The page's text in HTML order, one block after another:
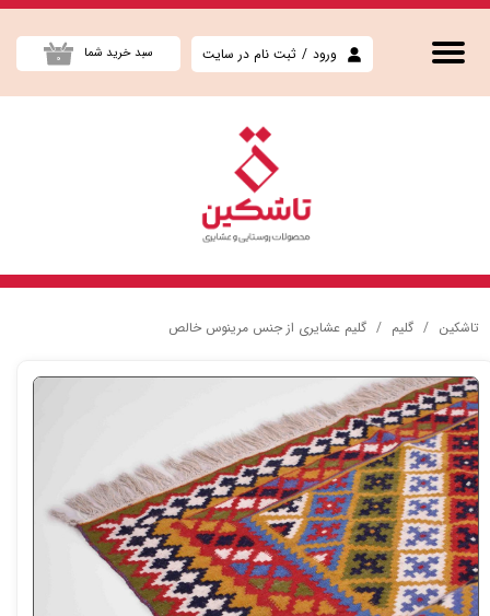
ورود / ثبت نام در سایت
حساب کاربری من
تغییر گذر واژه
خروج از حساب کاربری
۰ سبد خرید شما
تاشکین گلیم گلیم عشایری از جنس مرینوس خالص